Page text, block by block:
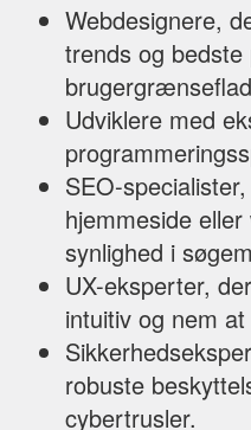
Webdesignere,
trends og
Udviklere med
SEO-
hjemmeside
synlighed i
UX-eksperter,
intuitiv og nem
robuste
cybertrusler.